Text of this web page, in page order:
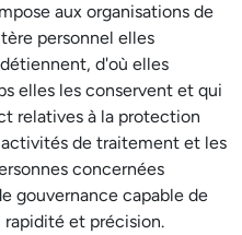
aux organisations de
personnel elles
d'où elles
elles les conservent et qui
relatives à la protection
de traitement et les
concernées
gouvernance capable de
rapidité et précision.